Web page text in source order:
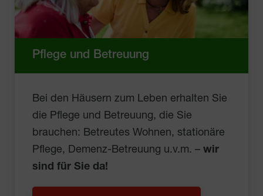
Pflege und Betreuung
Bei den Häusern zum Leben erhalten Sie
die Pflege und Betreuung, die Sie
brauchen: Betreutes Wohnen, stationäre
Pflege, Demenz-Betreuung u.v.m. – wir
sind für Sie da!